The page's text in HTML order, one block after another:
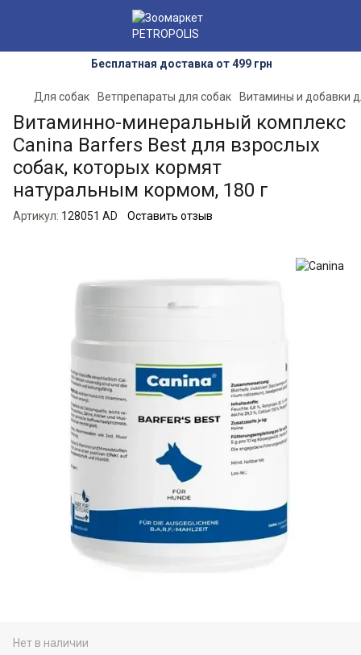
Бесплатная доставка от 499 грн
Для собак Ветпрепараты для собак Витамины и добавки
Витаминно-минеральный комплекс
Canina Barfers Best для взрослых
собак, которых кормят
натуральным кормом, 180 г
Артикул: 128051 AD Оставить отзыв
Нет в наличии